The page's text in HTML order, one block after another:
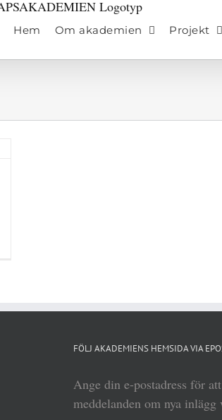
Hem Om akademien Projekt
FÖLJ AKADEMIENS HEMSIDA VIA
Ange din e-postadress för
meddelanden om nya inlägg